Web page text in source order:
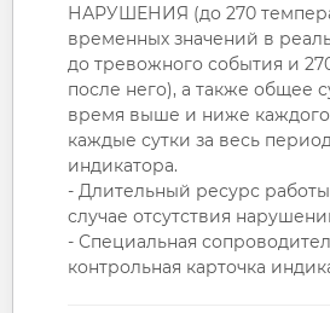
НАРУШЕНИЯ (до 270
временных значений в
до тревожного события и
после него), а также общее
время выше и ниже каждого
каждые сутки за весь
индикатора.
- Длительный ресурс работы
случае отсутствия
- Специальная
контрольная карточка